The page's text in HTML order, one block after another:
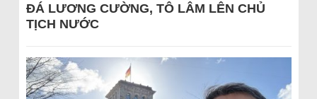
ĐÁ LƯƠNG CƯỜNG, TÔ LÂM LÊN CHỦ
TỊCH NƯỚC